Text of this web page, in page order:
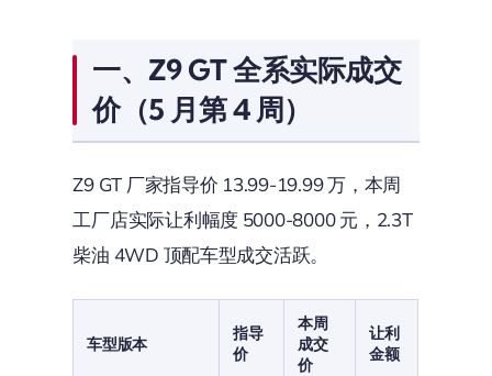
一、Z9 GT 全系实际成交
价（5 月第 4 周）
Z9 GT 厂家指导价 13.99-19.99 万，本周
工厂店实际让利幅度 5000-8000 元，2.3T
柴油 4WD 顶配车型成交活跃。
车型版本
指导
价
本周
成交
价
让利
金额